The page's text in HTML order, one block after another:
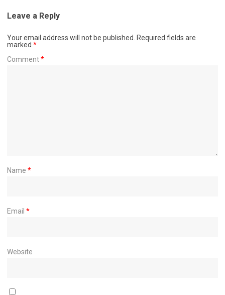
Leave a Reply
Your email address will not be published.
Required fields are
marked *
Comment*
Name *
Email *
Website